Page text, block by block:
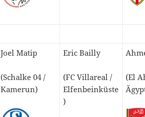
Joel Matip
(Schalke 04 /
Kamerun)
Eric Bailly
(FC Villareal /
Elfenbeinküste
)
(El